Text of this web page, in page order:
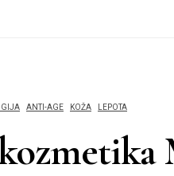
ANTI-AGE KOŽA LEPOTA